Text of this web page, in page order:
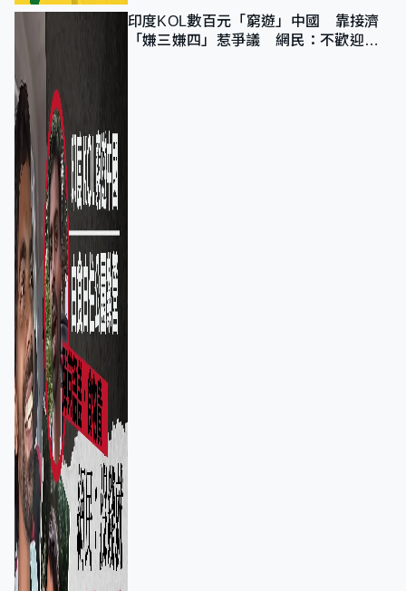
印度KOL數百元「窮遊」中國 靠接濟
「嫌三嫌四」惹爭議 網民：不歡迎劣